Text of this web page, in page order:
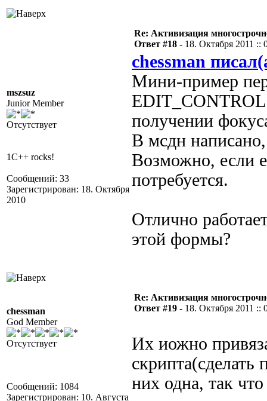
mszsuz
Junior Member
Отсутствует
1C++ rocks!
Сообщений: 33
Зарегистрирован: 18. Октября
2010
Re: Активизация
Ответ #18 - 18. Октября 2011 ::
chessman
Мини-пример
EDIT_CONTROL
получении
В мсдн
Возможно, если
потребуется.
Отлично
этой формы?
chessman
God Member
Отсутствует
Сообщений: 1084
Зарегистрирован: 10. Августа
Re: Активизация
Ответ #19 - 18. Октября 2011 ::
Их иожно
скрипта(сделать
них одна, так